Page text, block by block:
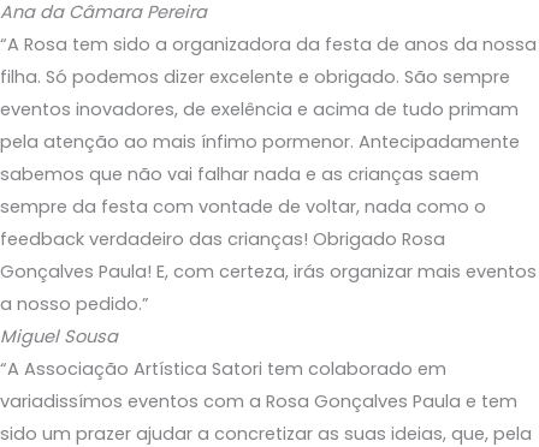
Ana da Câmara Pereira
“A Rosa tem sido a organizadora da festa de anos da nossa
filha. Só podemos dizer excelente e obrigado. São sempre
eventos inovadores, de exelência e acima de tudo primam
pela atenção ao mais ínfimo pormenor. Antecipadamente
sabemos que não vai falhar nada e as crianças saem
sempre da festa com vontade de voltar, nada como o
feedback verdadeiro das crianças! Obrigado Rosa
Gonçalves Paula! E, com certeza, irás organizar mais eventos
a nosso pedido.”
Miguel Sousa
“A Associação Artística Satori tem colaborado em
variadissímos eventos com a Rosa Gonçalves Paula e tem
sido um prazer ajudar a concretizar as suas ideias, que, pela